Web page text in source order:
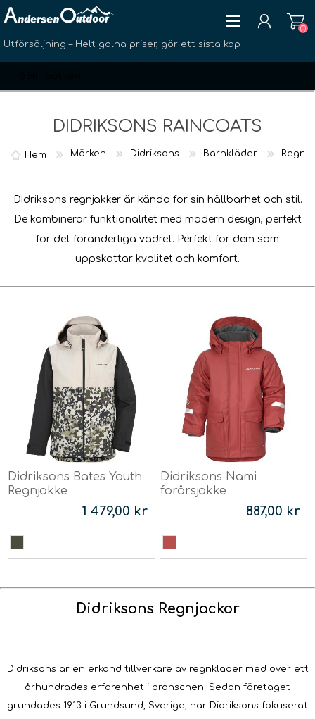
Utförsäljning – Helt galna priser, gör ett sista kap
ÖNSKELISTA
(0)
DIDRIKSONS RAINCOATS
Hem Märken Didriksons Barnkläder
Didriksons regnjakker är kända för sin hållbarhet och stil.
De kombinerar funktionalitet med modern design, perfekt
för det föränderliga vädret. Perfekt för dem som
uppskattar kvalitet och komfort.
Didriksons Bates Youth
Regnjakke
1 479,00 kr
Didriksons Nami
forårsjakke
887,00 kr
Didriksons Regnjackor
Didriksons är en erkänd tillverkare av regnkläder med över ett
århundrades erfarenhet i branschen. Sedan företaget
grundades 1913 i Grundsund, Sverige, har Didriksons fokuserat